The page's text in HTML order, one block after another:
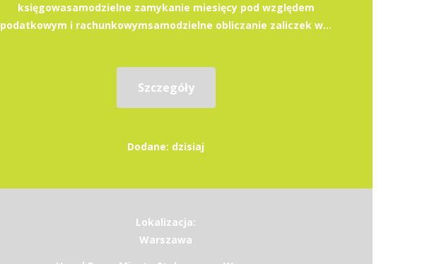
księgowasamodzielne zamykanie miesięcy pod względem
podatkowym i rachunkowymsamodzielne obliczanie zaliczek w...
Szczegóły
Dodane: dzisiaj
Lokalizacja:
Warszawa